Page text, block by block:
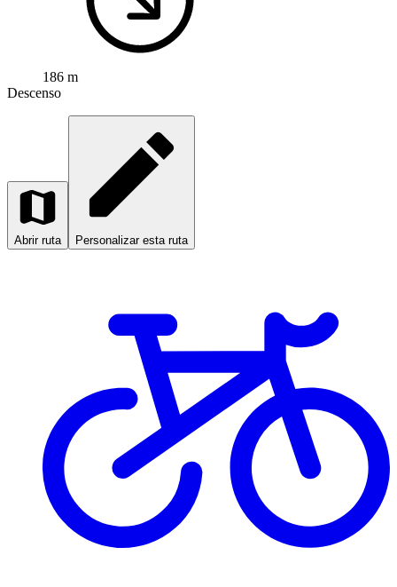
186 m
Descenso
Abrir ruta Personalizar esta ruta